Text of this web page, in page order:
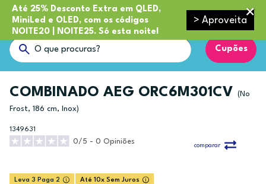
Até 25% Desconto Extra em QLED,
MiniLed e OLED, com os códigos
NOITE20 | NOITE25. Só esta noite!
> Aproveita
Cupões
COMBINADO AEG ORC6M301CV
(No
Frost, 186 cm, Inox)
1349631
0/5 - 0 Opiniões
comparar
Leva 3 Paga 2 Até 10x Sem Juros